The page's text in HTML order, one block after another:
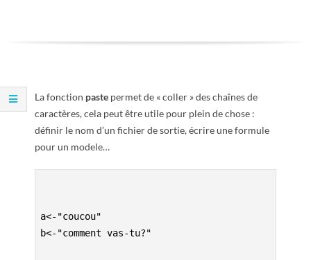
R
La fonction paste permet de « coller » des chaînes de
caractères, cela peut être utile pour plein de chose :
définir le nom d’un fichier de sortie, écrire une formule
pour un modele…
a<-"coucou"
b<-"comment vas-tu?"